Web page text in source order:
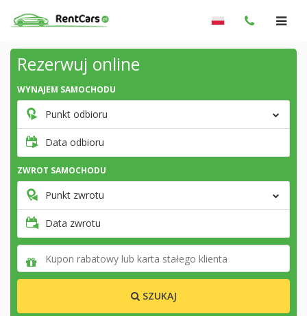
Rezerwuj online
WYNAJEM SAMOCHODU
Punkt odbioru
Data odbioru
ZWROT SAMOCHODU
Punkt zwrotu
Data zwrotu
SZUKAJ